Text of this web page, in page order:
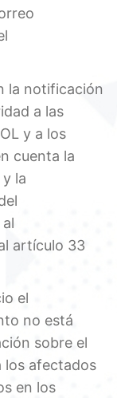
la notificación
a las
y a los
cuenta la
la
artículo 33
el
no está
sobre el
los afectados
en los